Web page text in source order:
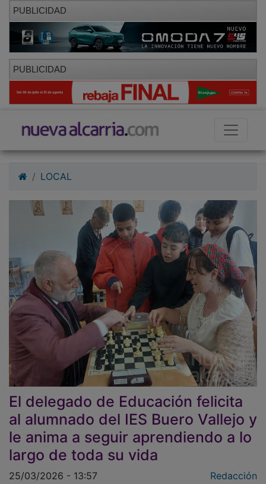
PUBLICIDAD
PUBLICIDAD
El delegado de Educación felicita
al alumnado del IES Buero Vallejo y
le anima a seguir aprendiendo a lo
largo de toda su vida
25/03/2026 - 13:57